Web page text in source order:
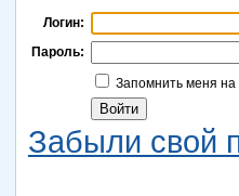
Логин:
Пароль:
Запомнить меня
Забыли свой